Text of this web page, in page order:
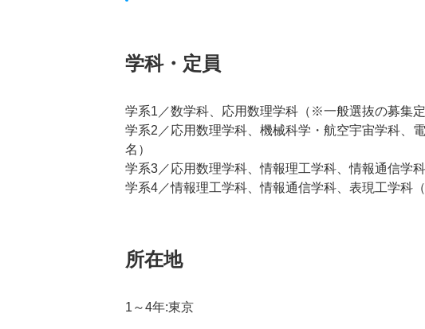
学科・定員
学系1／数学科、応用数理学科（※一般選抜の募集定
学系2／応用数理学科、機械科学・航空宇宙学科
名）
学系3／応用数理学科、情報理工学科、情報通信学
学系4／情報理工学科、情報通信学科、表現工学科
所在地
1～4年:東京